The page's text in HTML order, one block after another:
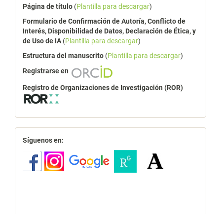
Página de título (Plantilla para descargar)
Formulario de Confirmación de Autoría, Conflicto de
Interés, Disponibilidad de Datos, Declaración de Ética, y
de Uso de IA (Plantilla para descargar)
Estructura del manuscrito (Plantilla para descargar)
Registrarse en
Registro de Organizaciones de Investigación (ROR)
redes
Síguenos en: